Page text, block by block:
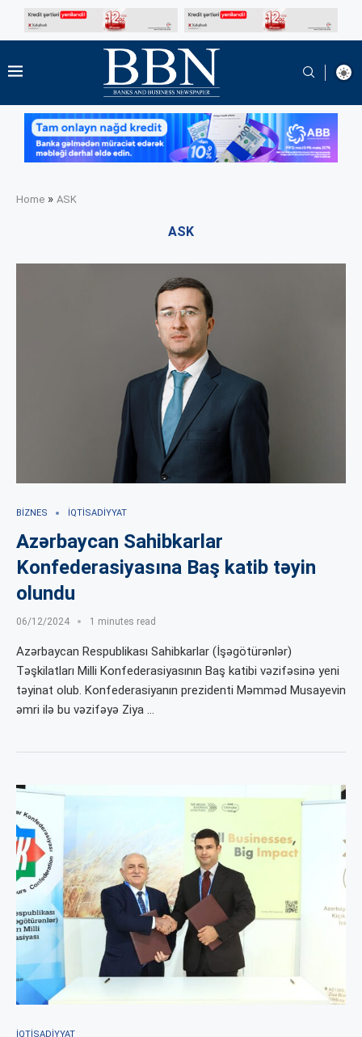
Home » ASK
ASK
BIZNES İQTISADIYYAT
Azərbaycan Sahibkarlar
Konfederasiyasına Baş katib təyin
olundu
06/12/2024 1 minutes read
Azərbaycan Respublikası Sahibkarlar (İşəgötürənlər)
Təşkilatları Milli Konfederasiyasının Baş katibi vəzifəsinə yeni
təyinat olub. Konfederasiyanın prezidenti Məmməd Musayevin
əmri ilə bu vəzifəyə Ziya …
İQTISADIYYAT